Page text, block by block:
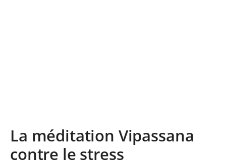
La méditation Vipassana
contre le stress